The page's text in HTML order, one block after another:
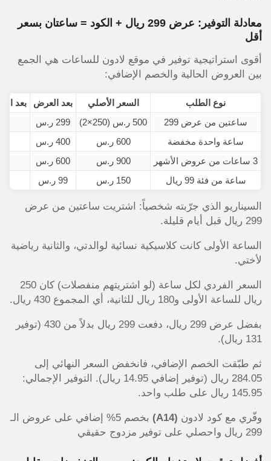
معادلة التوفير: عرض 299 ريال + الكود = ساعتان بسعر
أقل
أقوى استراتيجية توفير في موقع لادون للساعات هي الجمع
بين العروض الحالية والخصم الإضافي:
نوع الطلب السعر الأصلي بعد العرض
بعد
ساعتين من عرض 299
500 ر.س (250×2) 299 ر.س
ساعة واحدة مخفضة
600 ر.س
400 ر.س
3 ساعات من عروض الأشهر
900 ر.س
600 ر.س
ساعة من فئة 99 ريال
150 ر.س 99 ر.س
السيناريو الذي جرّبته شخصياً: اشتريت ساعتين من عرض
299 ريال قبل أيام قليلة.
الساعة الأولى كانت كلاسيكية نسائية لوالدتي، والثانية رياضية
لأختي.
السعر الفردي لكل ساعة (لو اشتريتهم منفصلات) كان 250
ريال للساعة الأولى و180 ريال للثانية، أي المجموع 430 ريال.
بفضل عرض 299 ريال، دفعت 299 ريال بدلاً من 430 (توفير
131 ريال).
ثم طبّقت الخصم الإضافي، فانخفض السعر النهائي إلى
284.05 ريال (توفير إضافي 14.95 ريال). التوفير الإجمالي:
145.95 ريال على طلب واحد.
وفّري مع كود لادون (A14)
بخصم 5% إضافي على عروض الـ
299 ريال واحصلي على توفير مزدوج حقيقي